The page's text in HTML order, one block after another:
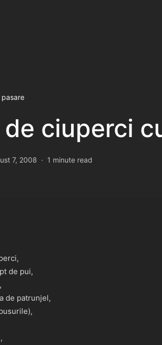
ciuperci
7, 2008 1 minute read
de pui,
de patrunjel,